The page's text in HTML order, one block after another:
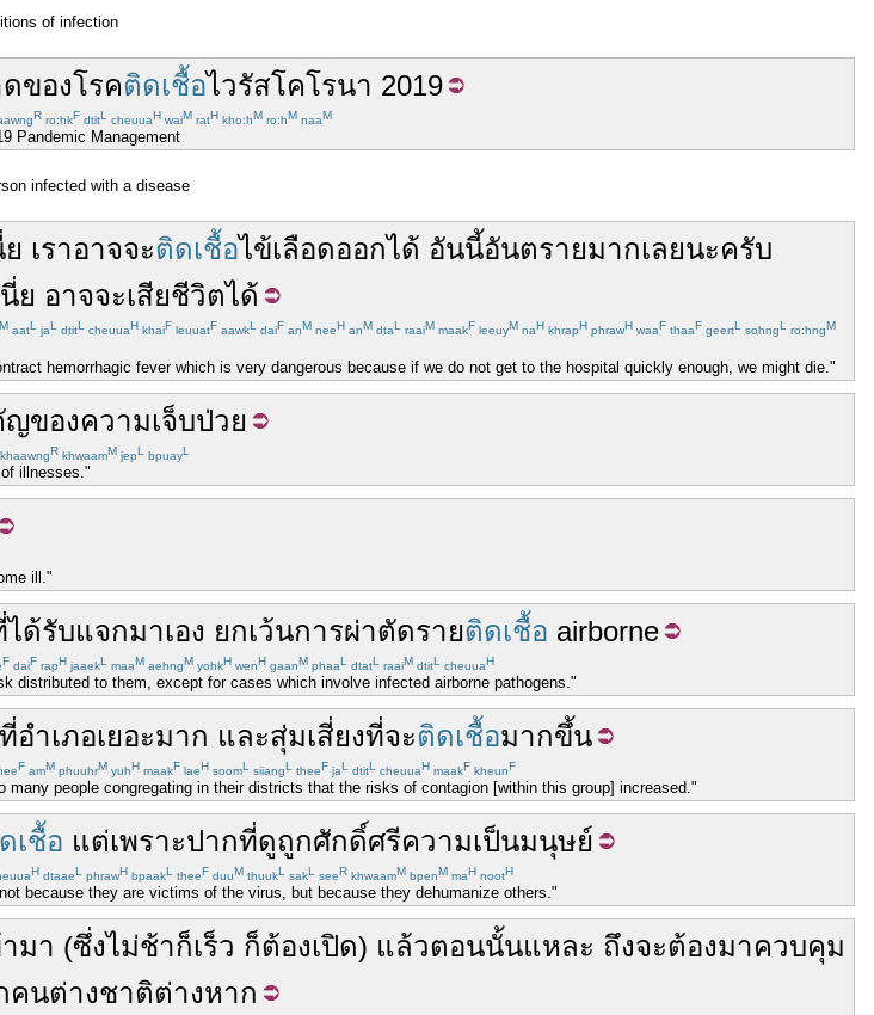
of infection
ของโรคติดเชื้อไวรัสโคโรนา 2019
R ro:hkF dtitL cheuuaH waiM ratH kho:hM ro:hM naaM
Pandemic Management
infected with a disease
ย เราอาจจะติดเชื้อไข้เลือดออกได้ อันนี้อันตรายมากเลยนะครับ
นี่ย อาจจะเสียชีวิตได้
M aatL jaL dtitL cheuuaH khaiF leuuatF aawkL daiF anM neeH anM dtaL raaiM maakF leeuyM naH khrapH phrawH waaF thaaF geertL sohngL ro:hngM
hemorrhagic fever which is very dangerous because if we do not get to the hospital quickly enough, we might die."
ญของความเจ็บป่วย
khaawngR khwaamM jepL bpuayL
illnesses."
ill."
ได้รับแจกมาเอง ยกเว้นการผ่าตัดรายติดเชื้อ airborne
F daiF rapH jaaekL maaM aehngM yohkH wenH gaanM phaaL dtatL raaiM dtitL cheuuaH
distributed to them, except for cases which involve infected airborne pathogens."
ที่อำเภอเยอะมาก และสุ่มเสี่ยงที่จะติดเชื้อมากขึ้น
F amM phuuhrM yuhH maakF laeH soomL siiangL theeF jaL dtitL cheuuaH maakF kheunF
people congregating in their districts that the risks of contagion [within this group] increased."
เชื้อ แต่เพราะปากที่ดูถูกศักดิ์ศรีความเป็นมนุษย์
H dtaaeL phrawH bpaakL theeF duuM thuukL sakL seeR khwaamM bpenM maH nootH
because they are victims of the virus, but because they dehumanize others."
ามา (ซึ่งไม่ช้าก็เร็ว ก็ต้องเปิด) แล้วตอนนั้นแหละ ถึงจะต้องมาควบคุม
คนต่างชาติต่างหาก